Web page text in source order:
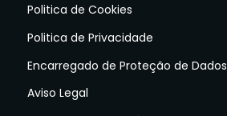
Politica de Cookies
Politica de Privacidade
Encarregado de Proteção de Dados
Aviso Legal